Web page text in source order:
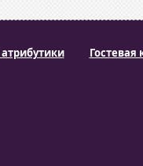
Гостевая